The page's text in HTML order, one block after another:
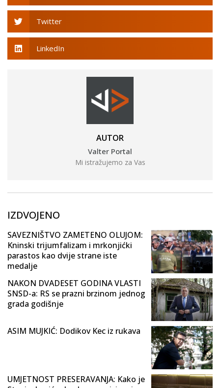
Twitter
LinkedIn
AUTOR
Valter Portal
Mi istražujemo za Vas
IZDVOJENO
SAVEZNIŠTVO ZAMETENO OLUJOM:
Kninski trijumfalizam i mrkonjićki
parastos kao dvije strane iste
medalje
NAKON DVADESET GODINA VLASTI
SNSD-a: RS se prazni brzinom jednog
grada godišnje
ASIM MUJKIĆ: Dodikov Kec iz rukava
UMJETNOST PRESERAVANJA: Kako je